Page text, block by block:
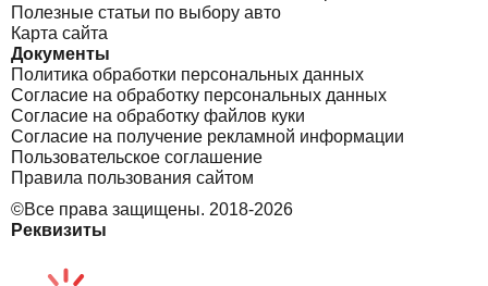
Полезные статьи по выбору авто
Карта сайта
Документы
Политика обработки персональных данных
Согласие на обработку персональных данных
Согласие на обработку файлов куки
Согласие на получение рекламной информации
Пользовательское соглашение
Правила пользования сайтом
©Все права защищены. 2018-2026
Реквизиты